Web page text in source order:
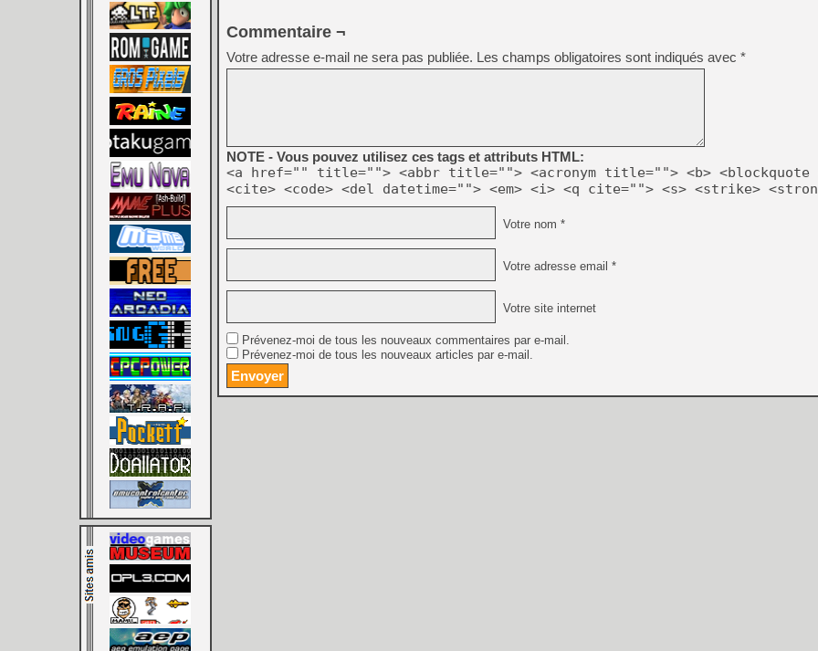
[GK] Oubliez Crazy Taxi,
[LS] [Switch] NSZ 5.0.0
[GK] No More Room in
[GK] Un chatbot Atelier
Commentaire ¬
Votre adresse e-mail ne sera pas publiée. Les champs obligatoires sont indiqués avec *
NOTE - Vous pouvez utilisez ces tags et attributs HTML:
<a href="" title=""> <abbr title=""> <acronym title=""> <b> <blockquote
<cite> <code> <del datetime=""> <em> <i> <q cite=""> <s> <strike>
Votre nom *
Votre adresse email *
Votre site internet
Prévenez-moi de tous les nouveaux commentaires par e-mail.
Prévenez-moi de tous les nouveaux articles par e-mail.